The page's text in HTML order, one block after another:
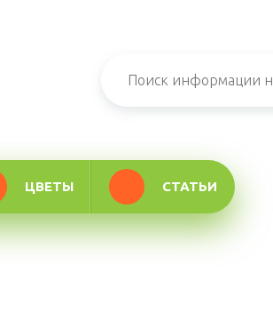
ЦВЕТЫ СТАТЬИ